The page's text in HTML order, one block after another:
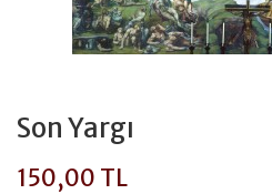
Son Yargı
150,00 TL